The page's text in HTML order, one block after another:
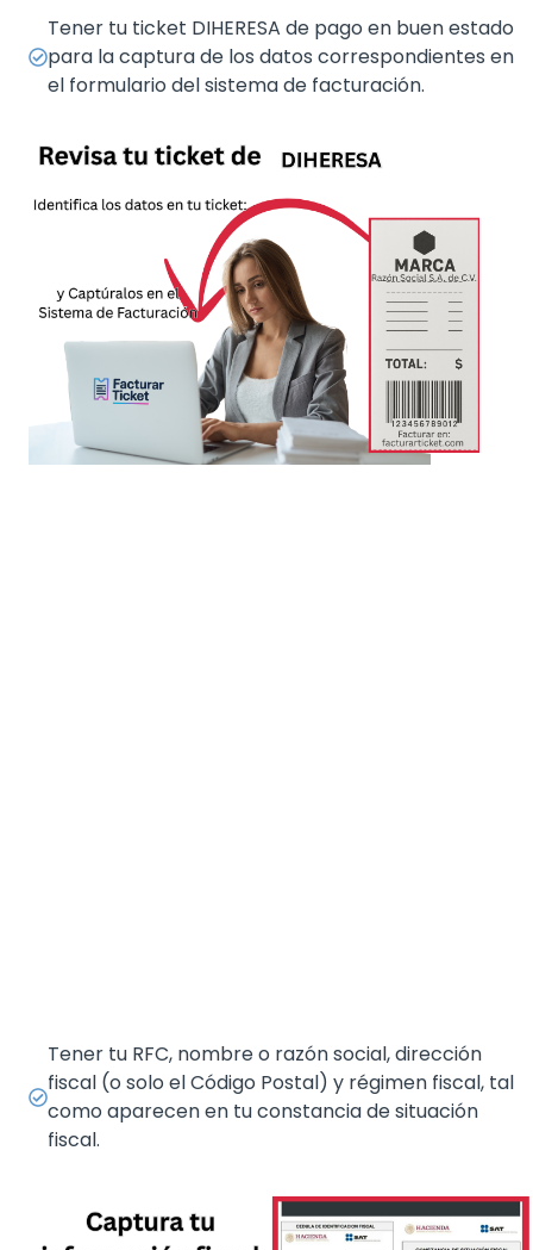
Tener tu ticket DIHERESA de pago en buen estado
para la captura de los datos correspondientes en
el formulario del sistema de facturación.
Tener tu RFC, nombre o razón social, dirección
fiscal (o solo el Código Postal) y régimen fiscal, tal
como aparecen en tu constancia de situación
fiscal.